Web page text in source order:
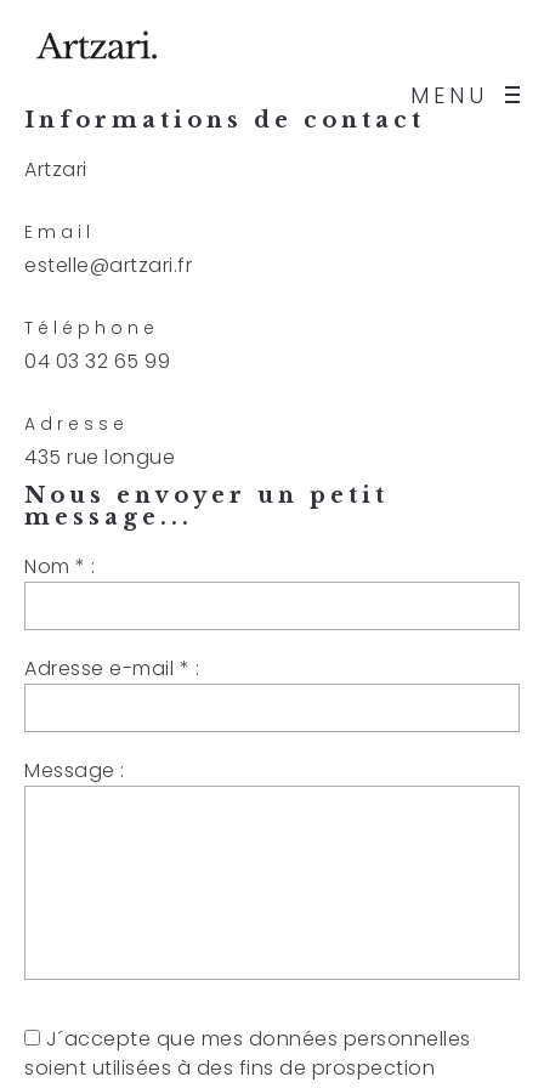
MENU
Informations de contact
Artzari
Email
estelle@artzari.fr
Téléphone
04 03 32 65 99
Adresse
435 rue longue
Nous envoyer un petit
message...
Nom * :
Adresse e-mail * :
Message :
J´accepte que mes données personnelles
soient utilisées à des fins de prospection